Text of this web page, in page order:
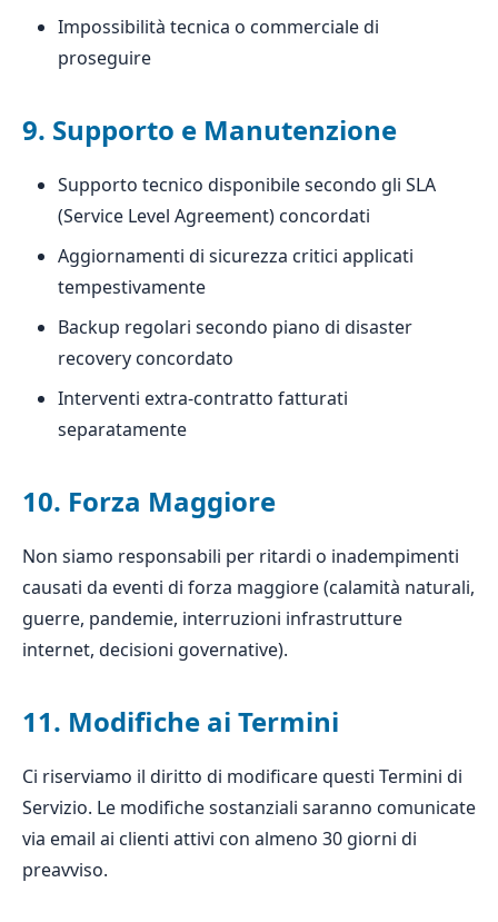
Impossibilità tecnica o commerciale di
proseguire
9. Supporto e Manutenzione
Supporto tecnico disponibile secondo gli SLA
(Service Level Agreement) concordati
Aggiornamenti di sicurezza critici applicati
tempestivamente
Backup regolari secondo piano di disaster
recovery concordato
Interventi extra-contratto fatturati
separatamente
10. Forza Maggiore
Non siamo responsabili per ritardi o inadempimenti
causati da eventi di forza maggiore (calamità naturali,
guerre, pandemie, interruzioni infrastrutture
internet, decisioni governative).
11. Modifiche ai Termini
Ci riserviamo il diritto di modificare questi Termini di
Servizio. Le modifiche sostanziali saranno comunicate
via email ai clienti attivi con almeno 30 giorni di
preavviso.